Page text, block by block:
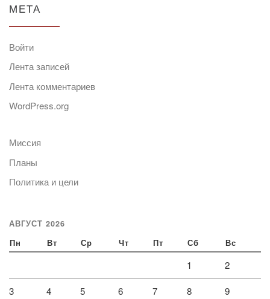
МЕТА
Войти
Лента записей
Лента комментариев
WordPress.org
Миссия
Планы
Политика и цели
АВГУСТ 2026
Пн Вт Ср Чт Пт Сб Вс
1 2
3 4 5 6 7 8 9